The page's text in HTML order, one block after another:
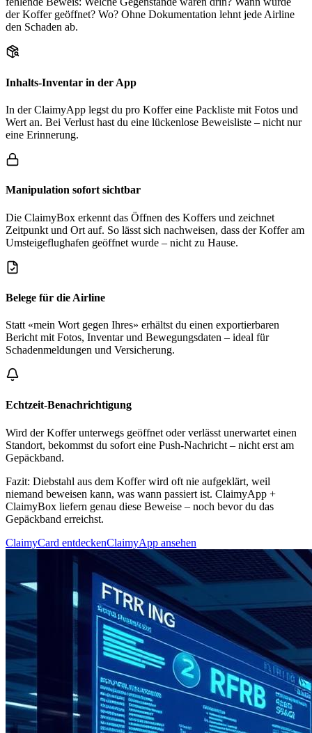
der Koffer geöffnet? Wo? Ohne Dokumentation lehnt jede Airline
den Schaden ab.
Inhalts-Inventar in der App
In der ClaimyApp legst du pro Koffer eine Packliste mit Fotos und
Wert an. Bei Verlust hast du eine lückenlose Beweisliste – nicht nur
eine Erinnerung.
Manipulation sofort sichtbar
Die ClaimyBox erkennt das Öffnen des Koffers und zeichnet
Zeitpunkt und Ort auf. So lässt sich nachweisen, dass der Koffer am
Umsteigeflughafen geöffnet wurde – nicht zu Hause.
Belege für die Airline
Statt «mein Wort gegen Ihres» erhältst du einen exportierbaren
Bericht mit Fotos, Inventar und Bewegungsdaten – ideal für
Schadenmeldungen und Versicherung.
Echtzeit-Benachrichtigung
Wird der Koffer unterwegs geöffnet oder verlässt unerwartet einen
Standort, bekommst du sofort eine Push-Nachricht – nicht erst am
Gepäckband.
Fazit: Diebstahl aus dem Koffer wird oft nie aufgeklärt, weil
niemand beweisen kann, was wann passiert ist. ClaimyApp +
ClaimyBox liefern genau diese Beweise – noch bevor du das
Gepäckband erreichst.
ClaimyCard entdeckenClaimyApp ansehen